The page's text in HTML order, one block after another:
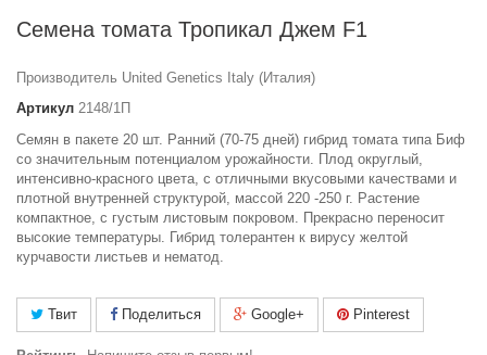
Семена томата Тропикал Джем F1
Производитель United Genetics Italy (Италия)
Артикул 2148/1П
Семян в пакете 20 шт. Ранний (70-75 дней) гибрид томата типа Биф
со значительным потенциалом урожайности. Плод округлый,
интенсивно-красного цвета, с отличными вкусовыми качествами и
плотной внутренней структурой, массой 220 -250 г. Растение
компактное, с густым листовым покровом. Прекрасно переносит
высокие температуры. Гибрид толерантен к вирусу желтой
курчавости листьев и нематод.
Твит Поделиться Google+ Pinterest